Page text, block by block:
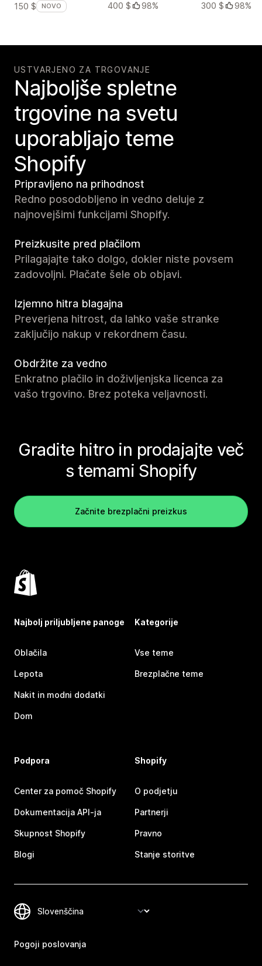
150 $
NOVO
400 $
98%
300 $
98%
USTVARJENO ZA TRGOVANJE
Najboljše spletne
trgovine na svetu
uporabljajo teme
Shopify
Pripravljeno na prihodnost
Redno posodobljeno in vedno deluje z
najnovejšimi funkcijami Shopify.
Preizkusite pred plačilom
Prilagajajte tako dolgo, dokler niste povsem
zadovoljni. Plačate šele ob objavi.
Izjemno hitra blagajna
Preverjena hitrost, da lahko vaše stranke
zaključijo nakup v rekordnem času.
Obdržite za vedno
Enkratno plačilo in doživljenjska licenca za
vašo trgovino. Brez poteka veljavnosti.
Gradite hitro in prodajajte več
s temami Shopify
Začnite brezplačni preizkus
Najbolj priljubljene panoge
Oblačila
Lepota
Nakit in modni dodatki
Dom
Kategorije
Vse teme
Brezplačne teme
Podpora
Center za pomoč Shopify
Dokumentacija API-ja
Skupnost Shopify
Blogi
Shopify
O podjetju
Partnerji
Pravno
Stanje storitve
Pogoji poslovanja